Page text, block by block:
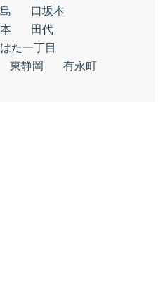
口坂本
田代
た一丁目
東静岡 有永町